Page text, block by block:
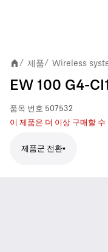
/ 제품/ Wireless
EW 100 G4-
품목 번호 507532
이 제품은 더 이상 구매할 수
제품군 전환